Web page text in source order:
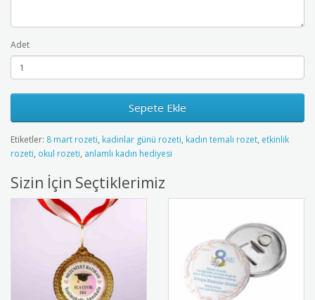
Adet
Sepete Ekle
Etiketler: 8 mart rozeti, kadınlar günü rozeti, kadın temalı rozet, etkinlik
rozeti, okul rozeti, anlamlı kadın hediyesi
Sizin İçin Seçtiklerimiz